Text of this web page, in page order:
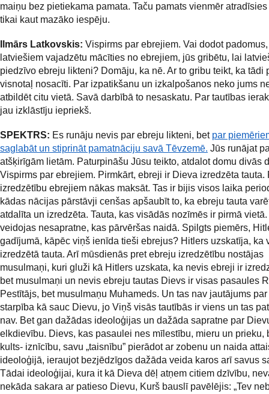
maiņu bez pietiekama pamata. Taču pamats vienmēr
tikai kaut mazāko iespēju.
Ilmārs Latkovskis: Vispirms par ebrejiem. Vai dodot
latviešiem vajadzētu mācīties no ebrejiem, jūs gribētu, lai
piedzīvo ebreju likteni? Domāju, ka nē. Ar to gribu teikt, ka tādi
visnotaļ nosacīti. Par izpatikšanu un izkalpošanos neko jums
atbildēt citu vietā. Savā darbībā to nesaskatu. Par tautības
jau izklāstīju iepriekš.
SPEKTRS: Es runāju nevis par ebreju likteni, bet par
saglabāt un stiprināt pamatnāciju savā Tēvzemē. Jūs runājat
atšķirīgām lietām. Paturpināšu Jūsu teikto, atdalot domu divās
Vispirms par ebrejiem. Pirmkārt, ebreji ir Dieva izredzēta tauta.
izredzētību ebrejiem nākas maksāt. Tas ir bijis visos laika
kādas nācijas pārstāvji cenšas apšaubīt to, ka ebreju tauta
atdalīta un izredzēta. Tauta, kas visādās nozīmēs ir pirmā
veidojas nesapratne, kas pārvēršas naidā. Spilgts piemērs,
gadījumā, kāpēc viņš ienīda tieši ebrejus? Hitlers uzskatīja, ka
izredzētā tauta. Arī mūsdienās pret ebreju izredzētību nostājas
musulmaņi, kuri gluži kā Hitlers uzskata, ka nevis ebreji ir
bet musulmaņi un nevis ebreju tautas Dievs ir visas pasaules
Pestītājs, bet musulmaņu Muhameds. Un tas nav jautājums
starpība kā sauc Dievu, jo Viņš visās tautībās ir viens un tas
nav. Bet gan dažādas ideoloģijas un dažāda sapratne par
elkdievību. Dievs, kas pasaulei nes mīlestību, mieru un prieku,
kults- iznīcību, savu „taisnību” pierādot ar zobenu un naida
ideoloģijā, ieraujot bezjēdzīgos dažāda veida karos arī savus
Tādai ideoloģijai, kura it kā Dieva dēļ atņem citiem dzīvību,
nekāda sakara ar patieso Dievu, Kurš bauslī pavēlējis: „Tev